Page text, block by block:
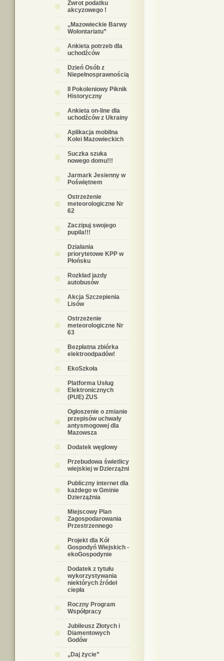
Zwrot podatku
akcyzowego !
„Mazowieckie Barwy
Wolontariatu”
Ankieta potrzeb dla
uchodźców
Dzień Osób z
Niepełnosprawnością
II Pokoleniowy Piknik
Historyczny
Ankieta on-line dla
uchodźców z Ukrainy
Aplikacja mobilna
Kolei Mazowieckich
Suczka szuka
nowego domu!!!
Jarmark Jesienny w
Poświętnem
Ostrzeżenie
meteorologiczne Nr
62
Zaczipuj swojego
pupila!!!
Działania
priorytetowe KPP w
Płońsku
Rozkład jazdy
autobusów
Akcja Szczepienia
Lisów
Ostrzeżenie
meteorologiczne Nr
63
Bezpłatna zbiórka
elektroodpadów!
EkoSzkoła
Platforma Usług
Elektronicznych
(PUE) ZUS
Ogłoszenie o zmianie
przepisów uchwały
antysmogowej dla
Mazowsza
Dodatek węglowy
Przebudowa świetlicy
wiejskiej w Dzierzążni
Publiczny internet dla
każdego w Gminie
Dzierzążnia
Miejscowy Plan
Zagospodarowania
Przestrzennego
Projekt dla Kół
Gospodyń Wiejskich -
ekoGospodynie
Dodatek z tytułu
wykorzystywania
niektórych źródeł
ciepła
Roczny Program
Współpracy
Jubileusz Złotych i
Diamentowych
Godów
„Daj życie”